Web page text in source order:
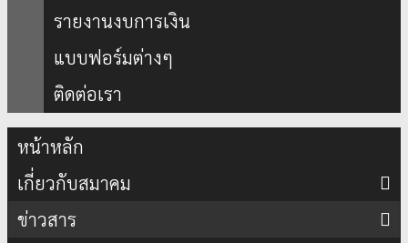
รายงานงบการเงิน
แบบฟอร์มต่างๆ
ติดต่อเรา
หน้าหลัก
เกี่ยวกับสมาคม
ข่าวสาร